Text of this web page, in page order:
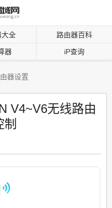
大全 路由器百科
器 iP查询
器设置
V4~V6无线路由